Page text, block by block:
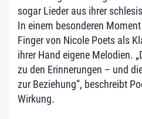
sogar Lieder aus ihrer
In einem besonderen
Finger von Nicole Poets als
ihrer Hand eigene Melodien.
zu den Erinnerungen – und
zur Beziehung“, beschreibt
Wirkung.